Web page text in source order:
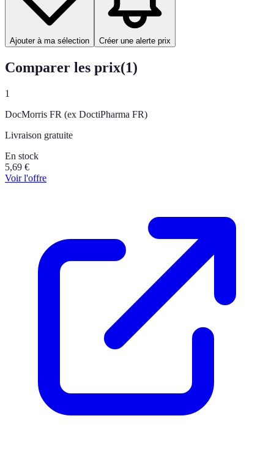
Ajouter à ma sélection Créer une alerte prix
Comparer les prix(1)
1
DocMorris FR (ex DoctiPharma FR)
Livraison gratuite
En stock
5,69 €
Voir l'offre